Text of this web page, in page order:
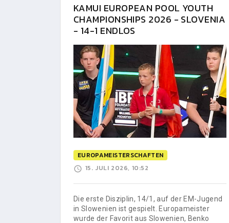
KAMUI EUROPEAN POOL YOUTH
CHAMPIONSHIPS 2026 - SLOVENIA
- 14-1 ENDLOS
EUROPAMEISTERSCHAFTEN
15. JULI 2026, 10:52
Die erste Disziplin, 14/1, auf der EM-Jugend
in Slowenien ist gespielt. Europameister
wurde der Favorit aus Slowenien, Benko